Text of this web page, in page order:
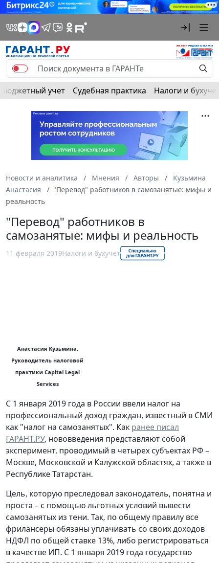
Бюджетный учет Судебная практика Налоги и
Новости и аналитика Мнения Авторы
Кузьмина
Анастасия
"Перевод" работников в самозанятые: мифы и
реальность
"Перевод" работников в
самозанятые: мифы и реальность
11 февраля 2019Налоги и бухучет
Анастасия Кузьмина,
Руководитель налоговой
практики Capital Legal
Services
С 1 января 2019 года в России ввели налог на
профессиональный доход граждан, известный в СМИ
как "налог на самозанятых". Как ранее писал
ГАРАНТ.РУ, нововведения представляют собой
эксперимент, проводимый в четырех субъектах РФ –
Москве, Московской и Калужской областях, а также в
Республике Татарстан.
Цель, которую преследовал законодатель, понятна и
проста – с помощью льготных условий вывести
самозанятых из тени. Так, по общему правилу все
фрилансеры обязаны уплачивать со своих доходов
НДФЛ по общей ставке 13%, либо регистрироваться
в качестве ИП. С 1 января 2019 года государство